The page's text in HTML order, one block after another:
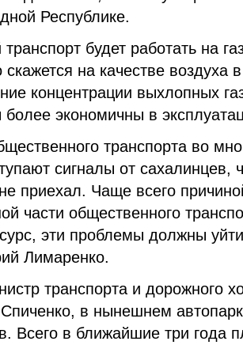
Республике.
будет работать на
на качестве воздуха
концентрации выхлопных
более экономичны в
транспорта во
сигналы от сахалинцев,
приехал. Чаще всего
части общественного
эти проблемы должны
Лимаренко.
транспорта и дорожного
в нынешнем
Всего в ближайшие три года